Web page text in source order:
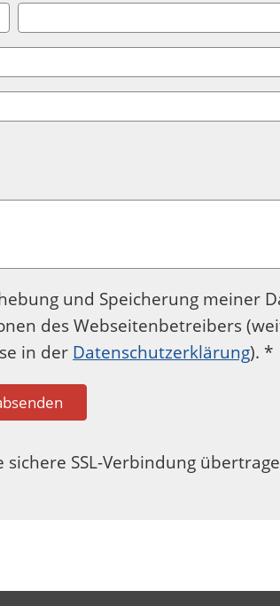
und Speicherung meiner
des Webseitenbetreibers
in der Datenschutzerklärung). *
SSL-Verbindung